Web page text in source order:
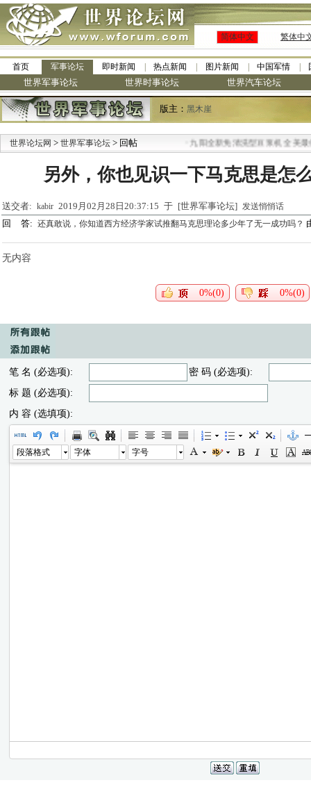
简体中文 繁体中
首页 军事论坛 即时新闻 热点新闻 图片新闻 中国军情
世界军事论坛 世界时事论坛 世界汽车论坛
版主： 黑木崖
世界论坛网 > 世界军事论坛 > 回帖 九阳全新免清洗型豆浆机 全美最低
另外，你也见识一下马克思是怎
送交者: kabir 2019月02月28日20:37:15 于 [世界军事论坛] 发送悄悄话
回 答: 还真敢说，你知道西方经济学家试推翻马克思理论多少年了无一成功吗？
无内容
0%(0) 0%(0)
笔 名 (必选项):
密 码 (必选项):
标 题 (必选项):
内 容 (选填项):
段落格式 字体 字号